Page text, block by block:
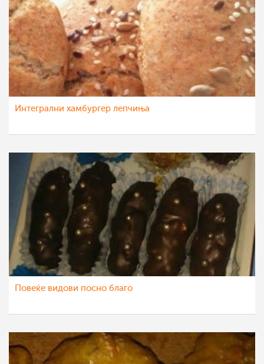
Интегрални хамбургер лепчиња
Повеќе видови посно благо